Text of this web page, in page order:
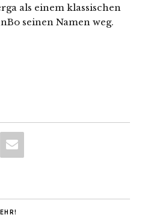
als einem klassischen
seinen Namen weg.